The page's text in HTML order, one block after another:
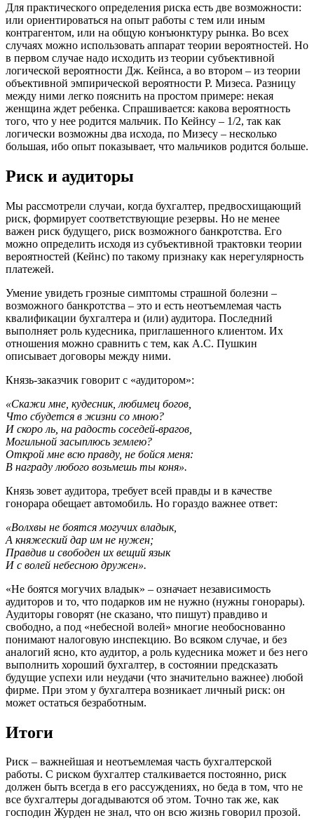
Для практического определения риска есть две возможности:
или ориентироваться на опыт работы с тем или иным
контрагентом, или на общую конъюнктуру рынка. Во всех
случаях можно использовать аппарат теории вероятностей. Но
в первом случае надо исходить из теории субъективной
логической вероятности Дж. Кейнса, а во втором – из теории
объективной эмпирической вероятности Р. Мизеса. Разницу
между ними легко пояснить на простом примере: некая
женщина ждет ребенка. Спрашивается: какова вероятность
того, что у нее родится мальчик. По Кейнсу – 1/2, так как
логически возможны два исхода, по Мизесу – несколько
большая, ибо опыт показывает, что мальчиков родится больше.
Риск и аудиторы
Мы рассмотрели случаи, когда бухгалтер, предвосхищающий
риск, формирует соответствующие резервы. Но не менее
важен риск будущего, риск возможного банкротства. Его
можно определить исходя из субъективной трактовки теории
вероятностей (Кейнс) по такому признаку как нерегулярность
платежей.
Умение увидеть грозные симптомы страшной болезни –
возможного банкротства – это и есть неотъемлемая часть
квалификации бухгалтера и (или) аудитора. Последний
выполняет роль кудесника, приглашенного клиентом. Их
отношения можно сравнить с тем, как А.С. Пушкин
описывает договоры между ними.
Князь-заказчик говорит с «аудитором»:
«Скажи мне, кудесник, любимец богов,
Что сбудется в жизни со мною?
И скоро ль, на радость соседей-врагов,
Могильной засыплюсь землею?
Открой мне всю правду, не бойся меня:
В награду любого возьмешь ты коня».
Князь зовет аудитора, требует всей правды и в качестве
гонорара обещает автомобиль. Но гораздо важнее ответ:
«Волхвы не боятся могучих владык,
А княжеский дар им не нужен;
Правдив и свободен их вещий язык
И с волей небесною дружен».
«Не боятся могучих владык» – означает независимость
аудиторов и то, что подарков им не нужно (нужны гонорары).
Аудиторы говорят (не сказано, что пишут) правдиво и
свободно, а под «небесной волей» многие необоснованно
понимают налоговую инспекцию. Во всяком случае, и без
аналогий ясно, кто аудитор, а роль кудесника может и без него
выполнить хороший бухгалтер, в состоянии предсказать
будущие успехи или неудачи (что значительно важнее) любой
фирме. При этом у бухгалтера возникает личный риск: он
может остаться безработным.
Итоги
Риск – важнейшая и неотъемлемая часть бухгалтерской
работы. С риском бухгалтер сталкивается постоянно, риск
должен быть всегда в его рассуждениях, но беда в том, что не
все бухгалтеры догадываются об этом. Точно так же, как
господин Журден не знал, что он всю жизнь говорил прозой.